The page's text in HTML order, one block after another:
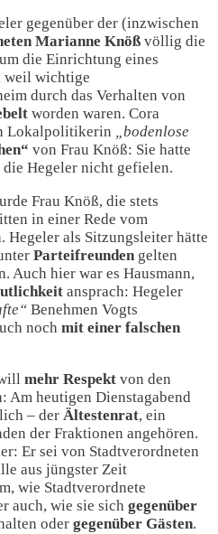
gegenüber der (inzwischen
Marianne Knöß völlig die
die Einrichtung eines
weil wichtige
durch das Verhalten von
worden waren. Cora
Lokalpolitikerin „bodenlose
von Frau Knöß: Sie hatte
die Hegeler nicht gefielen.
Frau Knöß, die stets
in einer Rede vom
Hegeler als Sitzungsleiter hätte
Parteifreunden gelten
Auch hier war es Hausmann,
ansprach: Hegeler
Benehmen Vogts
noch mit einer falschen
mehr Respekt von den
Am heutigen Dienstagabend
– der Ältestenrat, ein
der Fraktionen angehören.
Er sei von Stadtverordneten
aus jüngster Zeit
wie Stadtverordnete
auch, wie sie sich gegenüber
oder gegenüber Gästen.